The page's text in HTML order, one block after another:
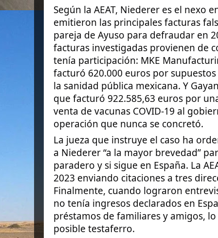
Según la AEAT, Niederer es el nexo
emitieron las principales facturas
pareja de Ayuso para defraudar en
facturas investigadas provienen de
tenía participación: MKE
facturó 620.000 euros por
la sanidad pública mexicana. Y
que facturó 922.585,63 euros por
venta de vacunas COVID-19 al
operación que nunca se concretó.
La jueza que instruye el caso ha
a Niederer “a la mayor brevedad”
paradero y si sigue en España. La
2023 enviando citaciones a tres
Finalmente, cuando lograron
no tenía ingresos declarados en
préstamos de familiares y amigos,
posible testaferro.